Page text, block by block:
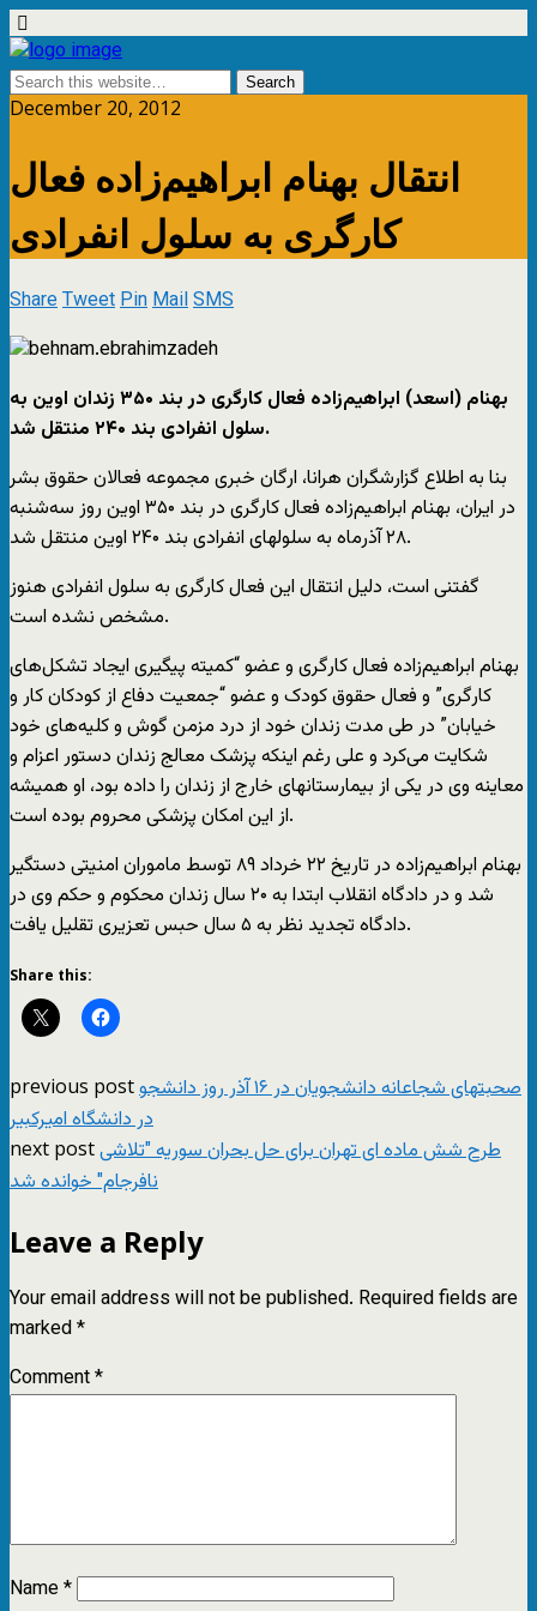
December 20, 2012
انتقال بهنام ابراهیم‌زاده فعال
کارگری به سلول انفرادی
ShareTweetPinMailSMS
بهنام (اسعد) ابراهیم‌زاده فعال کارگری در بند ۳۵۰ زندان اوین به
سلول انفرادی بند ۲۴۰ منتقل شد.
بنا به اطلاع گزارشگران هرانا، ارگان خبری مجموعه فعالان حقوق بشر
در ایران، بهنام ابراهیم‌زاده فعال کارگری در بند ۳۵۰ اوین روز سه‌شنبه
۲۸ آذرماه به سلولهای انفرادی بند ۲۴۰ اوین منتقل شد.
گفتنی است، دلیل انتقال این فعال کارگری به سلول انفرادی هنوز
مشخص نشده است.
بهنام ابراهیم‌زاده فعال کارگری و عضو “کمیته پیگیری ایجاد تشکل‌های
کارگری” و فعال حقوق کودک و عضو “جمعیت دفاع از کودکان کار و
خیابان” در طی مدت زندان خود از درد مزمن گوش و کلیه‌های خود
شکایت می‌کرد و علی رغم اینکه پزشک معالج زندان دستور اعزام و
معاینه وی در یکی از بیمارستانهای خارج از زندان را داده بود، او همیشه
از این امکان پزشکی محروم بوده است.
بهنام ابراهیم‌زاده در تاریخ ۲۲ خرداد ۸۹ توسط ماموران امنیتی دستگیر
شد و در دادگاه انقلاب ابتدا به ۲۰ سال زندان محکوم و حکم وی در
دادگاه تجدید نظر به ۵ سال حبس تعزیری تقلیل یافت.
Share this:
previous postصحبتهای شجاعانه دانشجویان در ۱۶ آذر روز دانشجو
در دانشگاه امیرکبیر
next postطرح شش ماده ای تهران برای حل بحران سوریه "تلاشی
نافرجام" خوانده شد
Leave a Reply
Your email address will not be published. Required fields are
marked*
Comment*
Name*